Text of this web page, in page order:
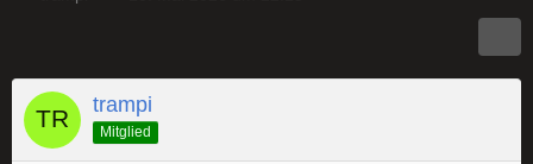
trampi
Mitglied